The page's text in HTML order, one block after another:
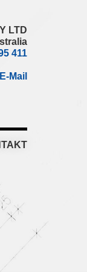
LTD
411
Mail